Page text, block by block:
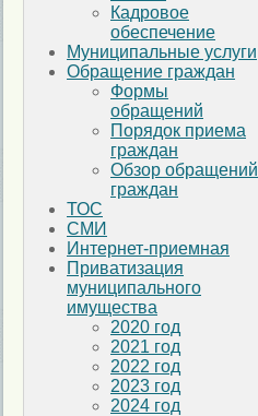
Кадровое
обеспечение
Муниципальные услуги
Обращение граждан
Формы
обращений
Порядок приема
граждан
Обзор обращений
граждан
ТОС
СМИ
Интернет-приемная
Приватизация
муниципального
имущества
2020 год
2021 год
2022 год
2023 год
2024 год